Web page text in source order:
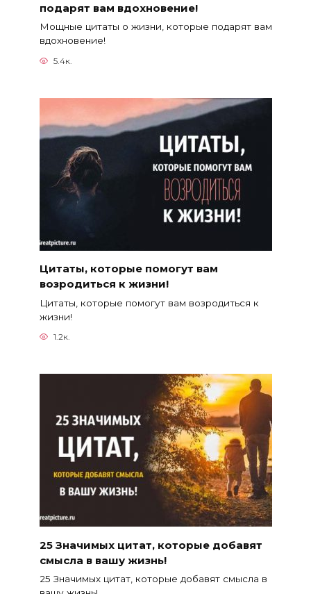
подарят вам вдохновение!
Мощные цитаты о жизни, которые подарят вам
вдохновение!
5.4к.
Цитаты, которые помогут вам
возродиться к жизни!
Цитаты, которые помогут вам возродиться к
жизни!
1.2к.
25 Значимых цитат, которые добавят
смысла в вашу жизнь!
25 Значимых цитат, которые добавят смысла в